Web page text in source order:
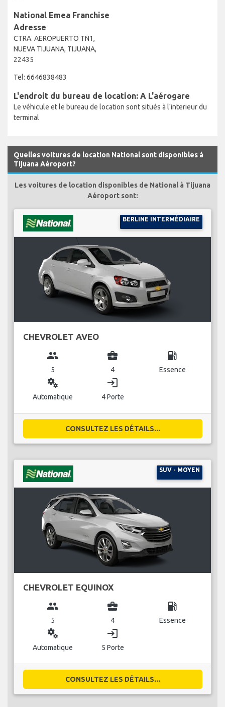
National Emea Franchise
Adresse
CTRA. AEROPUERTO TN1,
NUEVA TIJUANA, TIJUANA,
22435
Tel: 6646838483
L'endroit du bureau de location: A L'aérogare
Le véhicule et le bureau de location sont situés à l'interieur du
terminal
Quelles voitures de location National sont disponibles à
Tijuana Aéroport?
Les voitures de location disponibles de National à Tijuana
Aéroport sont:
BERLINE INTERMÉDIAIRE
CHEVROLET AVEO
group
5
business_center
4
local_gas_station
Essence
miscellaneous_services
Automatique
login
4 Porte
CONSULTEZ LES DÉTAILS...
SUV - MOYEN
CHEVROLET EQUINOX
group
5
business_center
4
local_gas_station
Essence
miscellaneous_services
Automatique
login
5 Porte
CONSULTEZ LES DÉTAILS...